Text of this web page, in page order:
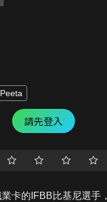
請先登入
卡的IFBB比基尼選手，